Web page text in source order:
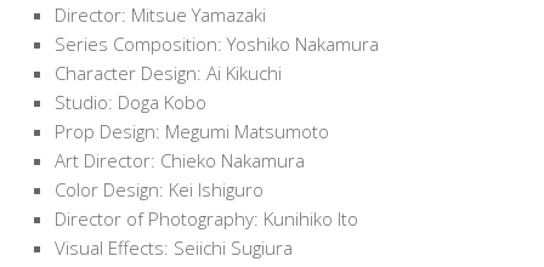
Director: Mitsue Yamazaki
Series Composition: Yoshiko Nakamura
Character Design: Ai Kikuchi
Studio: Doga Kobo
Prop Design: Megumi Matsumoto
Art Director: Chieko Nakamura
Color Design: Kei Ishiguro
Director of Photography: Kunihiko Ito
Visual Effects: Seiichi Sugiura